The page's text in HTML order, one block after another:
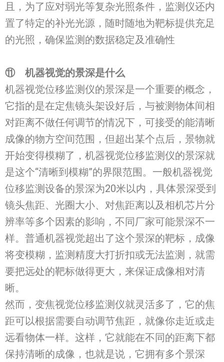
且，为了应对弱光等复杂光照条件，监测仪还内
置了特定的补光光源，随时随地为靶标提供充足
的光照，确保监测的数据稳定及准确性
⑪ 机器视觉的景深是什么
机器视觉位移监测仪的景深是一个重要的概念，
它指的是在定焦镜头架设好后，与被测物体间相
对距离不做任何调节的情况下，可接受的能清晰
成像的物方空间范围，但超出某个点后，景物就
开始变得模糊了，机器视觉位移监测仪的景深就
是这个“清晰到模糊”的界限范围。一般机器视觉
位移监测设备的景深为20米以内，具体景深受到
镜头焦距、光圈大小、对焦距离以及相机芯片分
辨率等多个因素的影响，不同厂家可能景深不一
样。普通机器视觉超出了这个景深的靶标，成像
将变模糊，监测精度大打折扣或无法监测，就需
要把远处的靶标做得更大，来保证成像相对清
晰。
然而，变焦视觉位移监测仪就灵活多了，它的焦
距可以根据需要自动调节焦距，就像你走近或走
远看物体一样。这样，它就能在不同的距离下都
保持清晰的成像，也就是说，它拥有多个景深